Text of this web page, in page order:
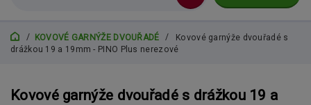
KOVOVÉ GARNÝŽE DVOUŘADÉ
Kovové garnýže dvouřadé s
drážkou 19 a 19mm - PINO Plus nerezové
Kovové garnýže dvouřadé s drážkou 19 a